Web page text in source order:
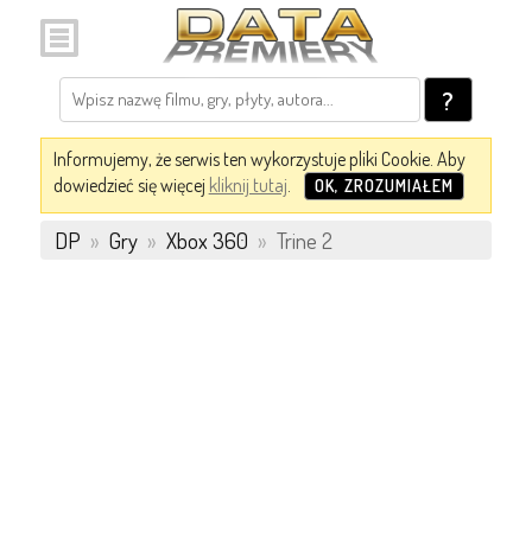
?
Informujemy, że serwis ten wykorzystuje pliki Cookie. Aby
dowiedzieć się więcej kliknij tutaj. OK, ZROZUMIAŁEM
DP » Gry » Xbox 360 » Trine 2